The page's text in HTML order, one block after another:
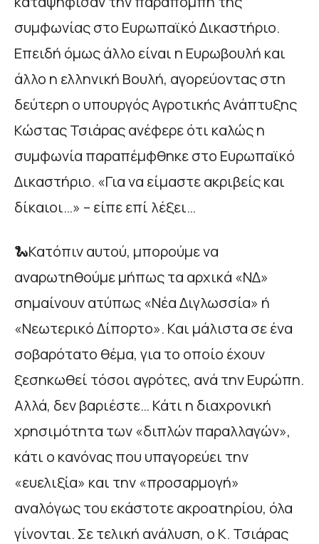
συμφωνίας στο Ευρωπαϊκό Δικαστήριο.
Επειδή όμως άλλο είναι η Ευρωβουλή και
άλλο η ελληνική Βουλή, αγορεύοντας στη
δεύτερη ο υπουργός Αγροτικής Ανάπτυξης
Κώστας Τσιάρας ανέφερε ότι καλώς η
συμφωνία παραπέμφθηκε στο Ευρωπαϊκό
Δικαστήριο. «Για να είμαστε ακριβείς και
δίκαιοι…» – είπε επί λέξει…
🐍Κατόπιν αυτού, μπορούμε να
αναρωτηθούμε μήπως τα αρχικά «ΝΔ»
σημαίνουν ατύπως «Νέα Διγλωσσία» ή
«Νεωτερικό Δίπορτο». Και μάλιστα σε ένα
σοβαρότατο θέμα, για το οποίο έχουν
ξεσηκωθεί τόσοι αγρότες, ανά την Ευρώπη.
Αλλά, δεν βαριέστε… Κάτι η διαχρονική
χρησιμότητα των «διπλών παραλλαγών»,
κάτι ο κανόνας που υπαγορεύει την
«ευελιξία» και την «προσαρμογή»
αναλόγως του εκάστοτε ακροατηρίου, όλα
γίνονται. Σε τελική ανάλυση, ο Κ. Τσιάρας